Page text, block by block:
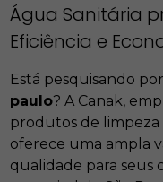
Água Sanitária
Eficiência e
Está pesquisando por
paulo? A Canak,
produtos de limpeza
oferece uma ampla
qualidade para seus